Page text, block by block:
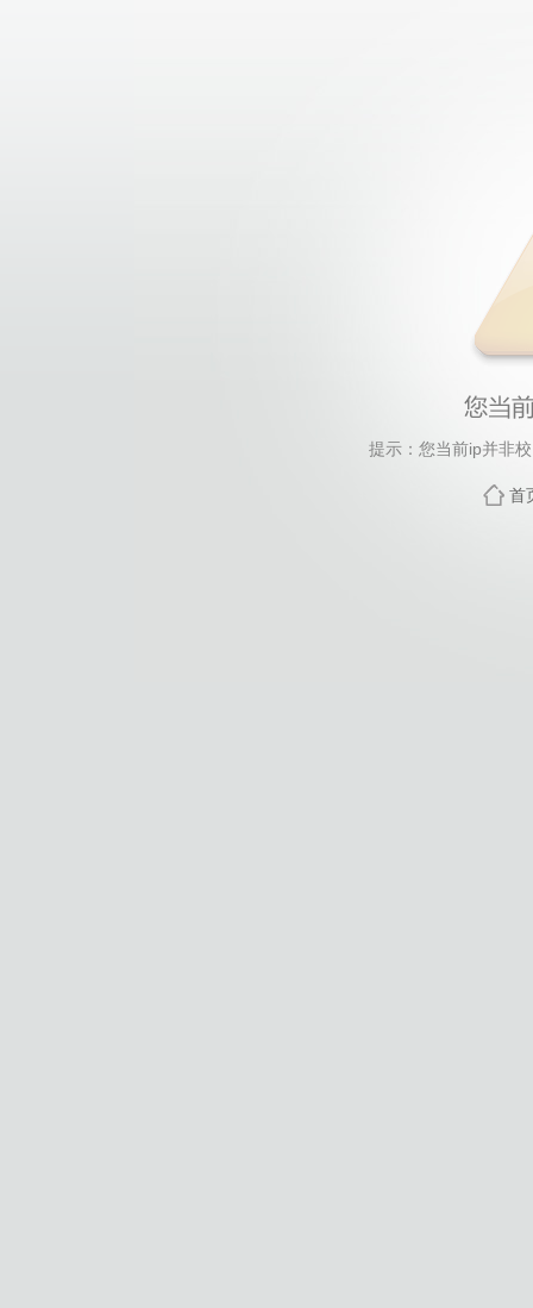
提示：您当前ip并非
首